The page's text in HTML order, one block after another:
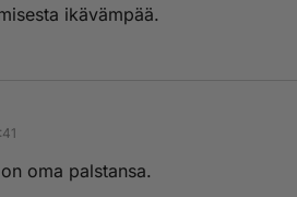
ikävämpää.
oma palstansa.